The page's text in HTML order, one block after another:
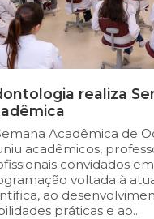
realiza
Acadêmica de
acadêmicos,
convidados
voltada à
ao
práticas e ao...